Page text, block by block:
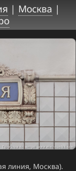
| Москва |
линия, Москва).